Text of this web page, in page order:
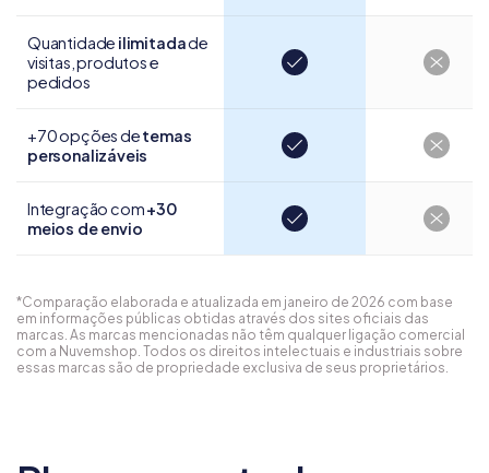
Quantidade ilimitadade
visitas, produtos e
pedidos
+70 opções detemas
personalizáveis
Integração com+30
meios de envio
*Comparação elaborada e atualizada em janeiro de 2026 com base
em informações públicas obtidas através dos sites oficiais das
marcas. As marcas mencionadas não têm qualquer ligação comercial
com a Nuvemshop. Todos os direitos intelectuais e industriais sobre
essas marcas são de propriedade exclusiva de seus proprietários.